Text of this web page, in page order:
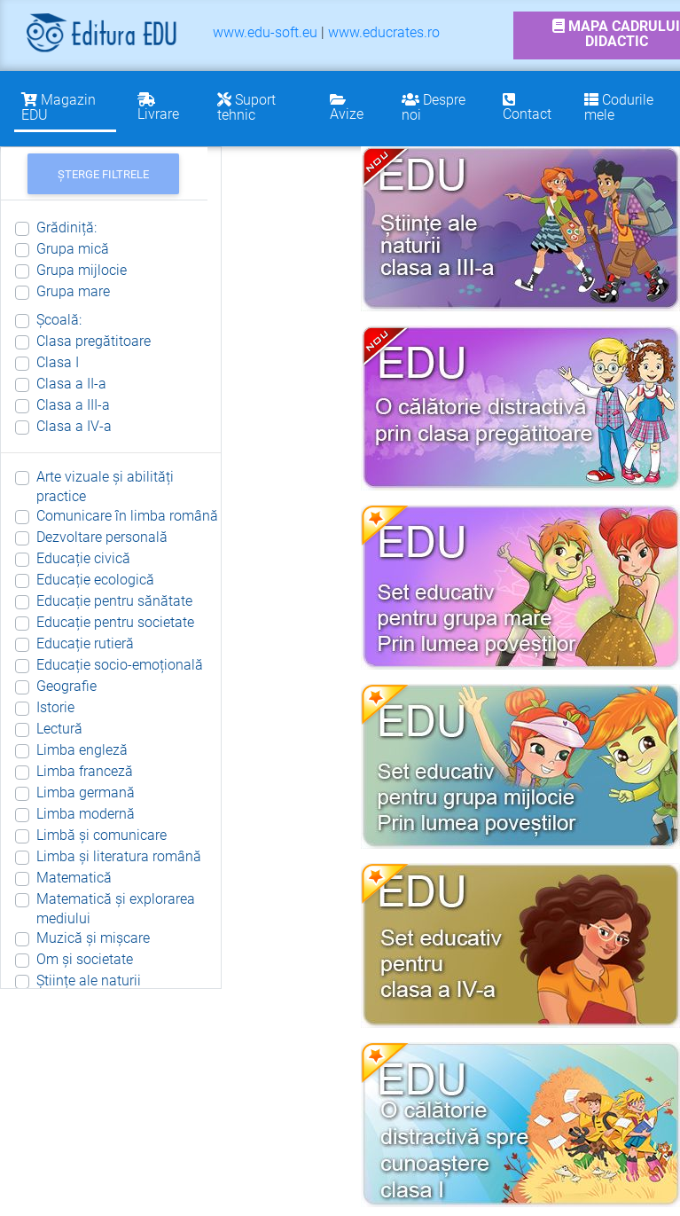
www.edu-soft.eu | www.educrates.ro
MAPA CADRULUI
DIDACTIC
Magazin
EDU
Livrare
Suport
tehnic
Avize
Despre
noi
Contact
Codurile
mele
ȘTERGE FILTRELE
Grădiniță:
Grupa mică
Grupa mijlocie
Grupa mare
Școală:
Clasa pregătitoare
Clasa I
Clasa a II-a
Clasa a III-a
Clasa a IV-a
Arte vizuale și abilități
practice
Comunicare în limba română
Dezvoltare personală
Educație civică
Educație ecologică
Educație pentru sănătate
Educație pentru societate
Educație rutieră
Educație socio-emoțională
Geografie
Istorie
Lectură
Limba engleză
Limba franceză
Limba germană
Limba modernă
Limbă și comunicare
Limba și literatura română
Matematică
Matematică și explorarea
mediului
Muzică și mișcare
Om și societate
Științe ale naturii